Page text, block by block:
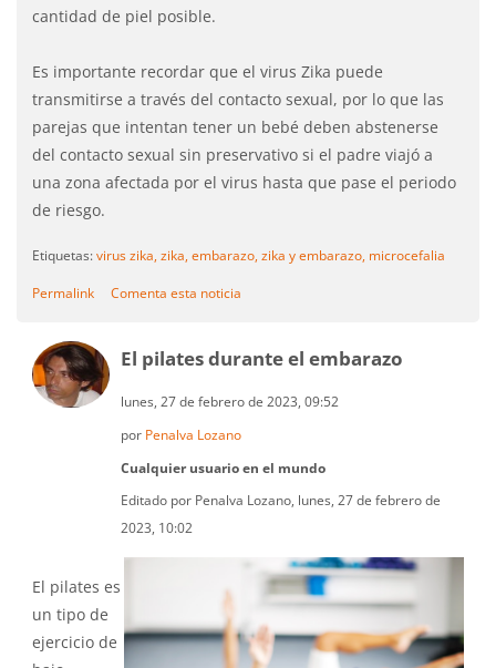
cantidad de piel posible.
Es importante recordar que el virus Zika puede
transmitirse a través del contacto sexual, por lo que las
parejas que intentan tener un bebé deben abstenerse
del contacto sexual sin preservativo si el padre viajó a
una zona afectada por el virus hasta que pase el periodo
de riesgo.
Etiquetas:virus zika,zika,embarazo,zika y embarazo, microcefalia
Permalink Comenta esta noticia
El pilates durante el embarazo
lunes, 27 de febrero de 2023, 09:52
por Penalva Lozano
Cualquier usuario en el mundo
Editado por Penalva Lozano, lunes, 27 de febrero de
2023, 10:02
El pilates es
un tipo de
ejercicio de